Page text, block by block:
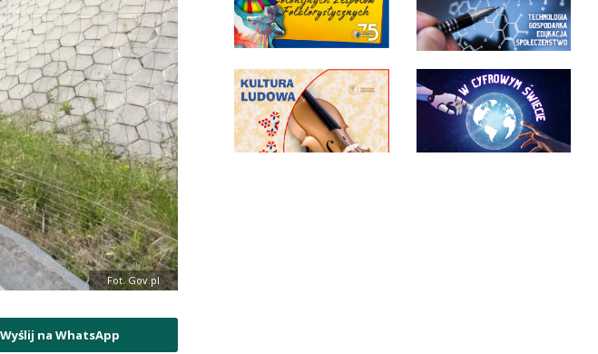
Fot. Gov.pl
Wyślij na WhatsApp